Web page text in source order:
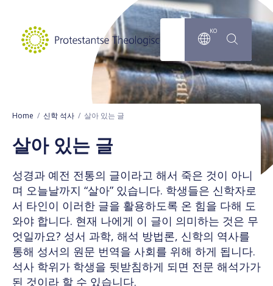
KO
Home 신학 석사 살아 있는 글
살아 있는 글
성경과 예전 전통의 글이라고 해서 죽은 것이 아니
며 오늘날까지 “살아” 있습니다. 학생들은 신학자로
서 타인이 이러한 글을 활용하도록 온 힘을 다해 도
와야 합니다. 현재 나에게 이 글이 의미하는 것은 무
엇일까요? 성서 과학, 해석 방법론, 신학의 역사를
통해 성서의 원문 번역을 사회를 위해 하게 됩니다.
석사 학위가 학생을 뒷받침하게 되면 전문 해석가가
된 것이라 할 수 있습니다.